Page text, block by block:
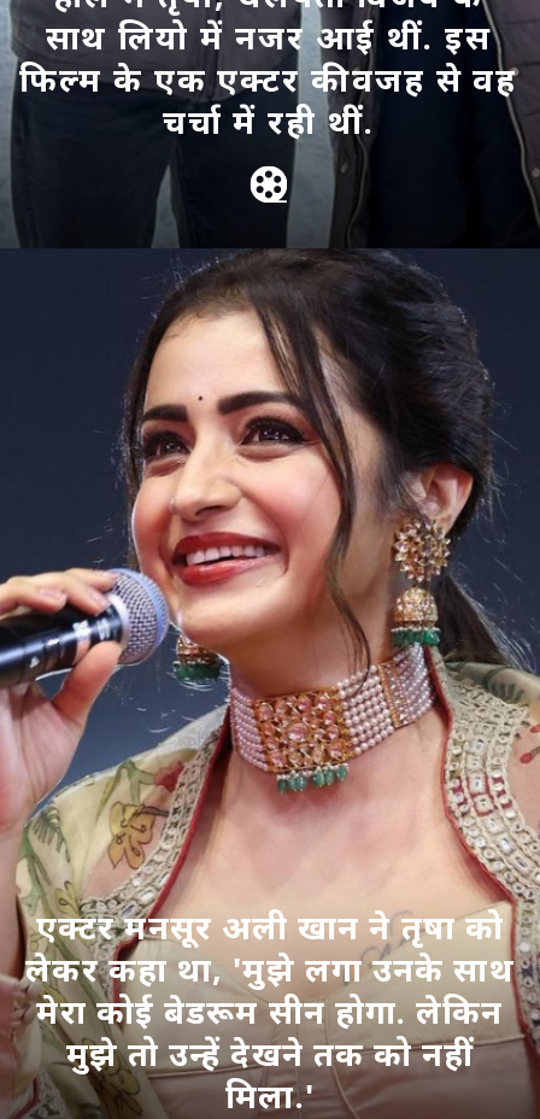
साथ लियो में नजर आई थीं. इस
फिल्म के एक एक्टर की वजह से वह
चर्चा में रही थीं.
एक्टर मनसूर अली खान ने तृषा को
लेकर कहा था, 'मुझे लगा उनके साथ
मेरा कोई बेडरूम सीन होगा. लेकिन
मुझे तो उन्हें देखने तक को नहीं
मिला.'